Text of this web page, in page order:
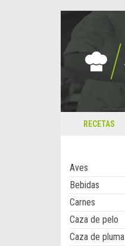
RECETAS
Aves
Bebidas
Carnes
Caza de pelo
Caza de pluma